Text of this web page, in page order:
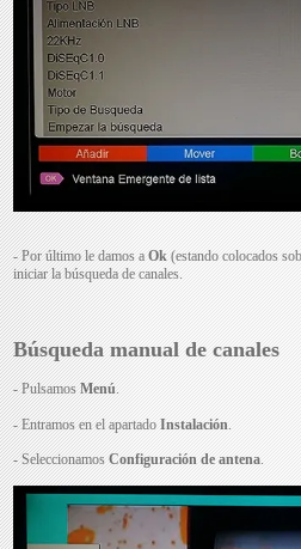
- Por último le damos aOk (estando colocados
iniciar la búsqueda de canales.
Búsqueda manual de canales
- PulsamosMenú.
- Entramos en el apartadoInstalación.
- SeleccionamosConfiguración de antena.